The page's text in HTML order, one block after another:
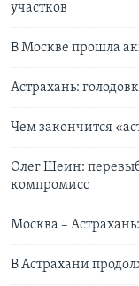
участков
В Москве прошла
Астрахань:
Чем закончится
Олег Шеин:
компромисс
Москва –
В Астрахани